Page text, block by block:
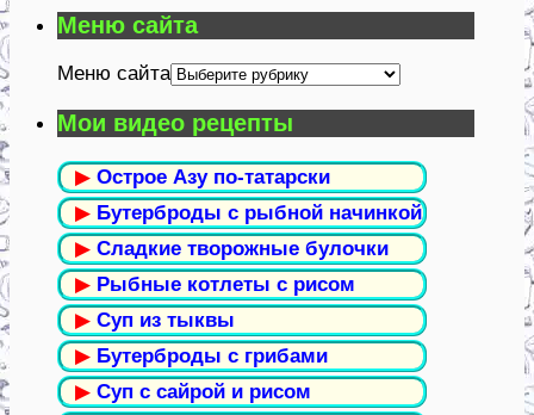
Меню сайта
Меню сайта
Мои видео рецепты
▶ Острое Азу по-татарски
▶ Бутерброды с рыбной начинкой
▶ Сладкие творожные булочки
▶ Рыбные котлеты с рисом
▶ Суп из тыквы
▶ Бутерброды с грибами
▶ Суп с сайрой и рисом